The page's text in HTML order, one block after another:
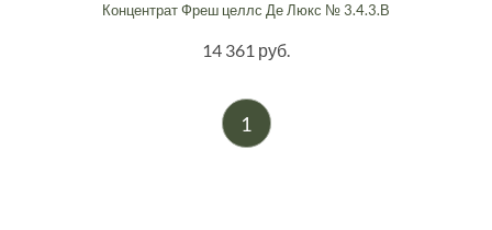
Концентрат Фреш целлс Де Люкс № 3.4.3.В
14 361 руб.
1